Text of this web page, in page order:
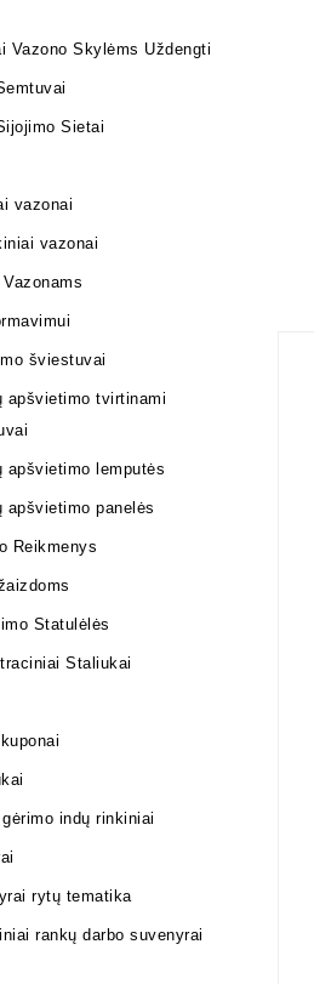
Vazono Skylėms Uždengti
Sietai
vazonai
vazonai
šviestuvai
apšvietimo tvirtinami
apšvietimo lemputės
apšvietimo panelės
Reikmenys
Statulėlės
Staliukai
indų rinkiniai
rytų tematika
rankų darbo suvenyrai